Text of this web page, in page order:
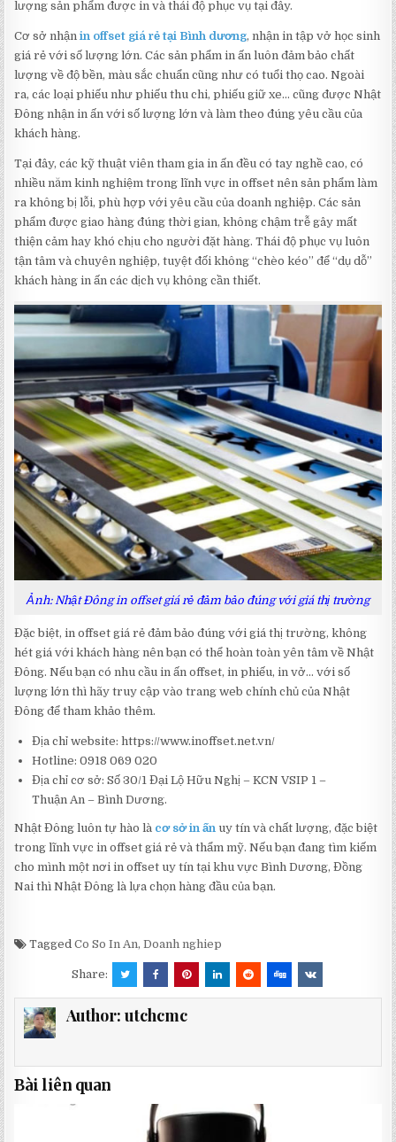
lượng sản phẩm được in và thái độ phục vụ tại đây.
Cơ sở nhậnin offset giá rẻ tại Bình dương, nhận in tập vở học sinh
giá rẻ với số lượng lớn. Các sản phẩm in ấn luôn đảm bảo chất
lượng về độ bền, màu sắc chuẩn cũng như có tuổi thọ cao. Ngoài
ra, các loại phiếu như phiếu thu chi, phiếu giữ xe… cũng được Nhật
Đông nhận in ấn với số lượng lớn và làm theo đúng yêu cầu của
khách hàng.
Tại đây, các kỹ thuật viên tham gia in ấn đều có tay nghề cao, có
nhiều năm kinh nghiệm trong lĩnh vực in offset nên sản phẩm làm
ra không bị lỗi, phù hợp với yêu cầu của doanh nghiệp. Các sản
phẩm được giao hàng đúng thời gian, không chậm trễ gây mất
thiện cảm hay khó chịu cho người đặt hàng. Thái độ phục vụ luôn
tận tâm và chuyên nghiệp, tuyệt đối không “chèo kéo” để “dụ dỗ”
khách hàng in ấn các dịch vụ không cần thiết.
Ảnh: Nhật Đông in offset giá rẻ đảm bảo đúng với giá thị trường
Đặc biệt, in offset giá rẻ đảm bảo đúng với giá thị trường, không
hét giá với khách hàng nên bạn có thể hoàn toàn yên tâm về Nhật
Đông. Nếu bạn có nhu cầu in ấn offset, in phiếu, in vở… với số
lượng lớn thì hãy truy cập vào trang web chính chủ của Nhật
Đông để tham khảo thêm.
Địa chỉ website:https://www.inoffset.net.vn/
Hotline: 0918 069 020
Địa chỉ cơ sở: Số 30/1 Đại Lộ Hữu Nghị – KCN VSIP 1 –
Thuận An – Bình Dương.
Nhật Đông luôn tự hào là cơ sở in ấn uy tín và chất lượng, đặc biệt
trong lĩnh vực in offset giá rẻ và thẩm mỹ. Nếu bạn đang tìm kiếm
cho mình một nơi in offset uy tín tại khu vực Bình Dương, Đồng
Nai thì Nhật Đông là lựa chọn hàng đầu của bạn.
TaggedCo So In An,Doanh nghiep
Share:
Author: utchcmc
Bài liên quan